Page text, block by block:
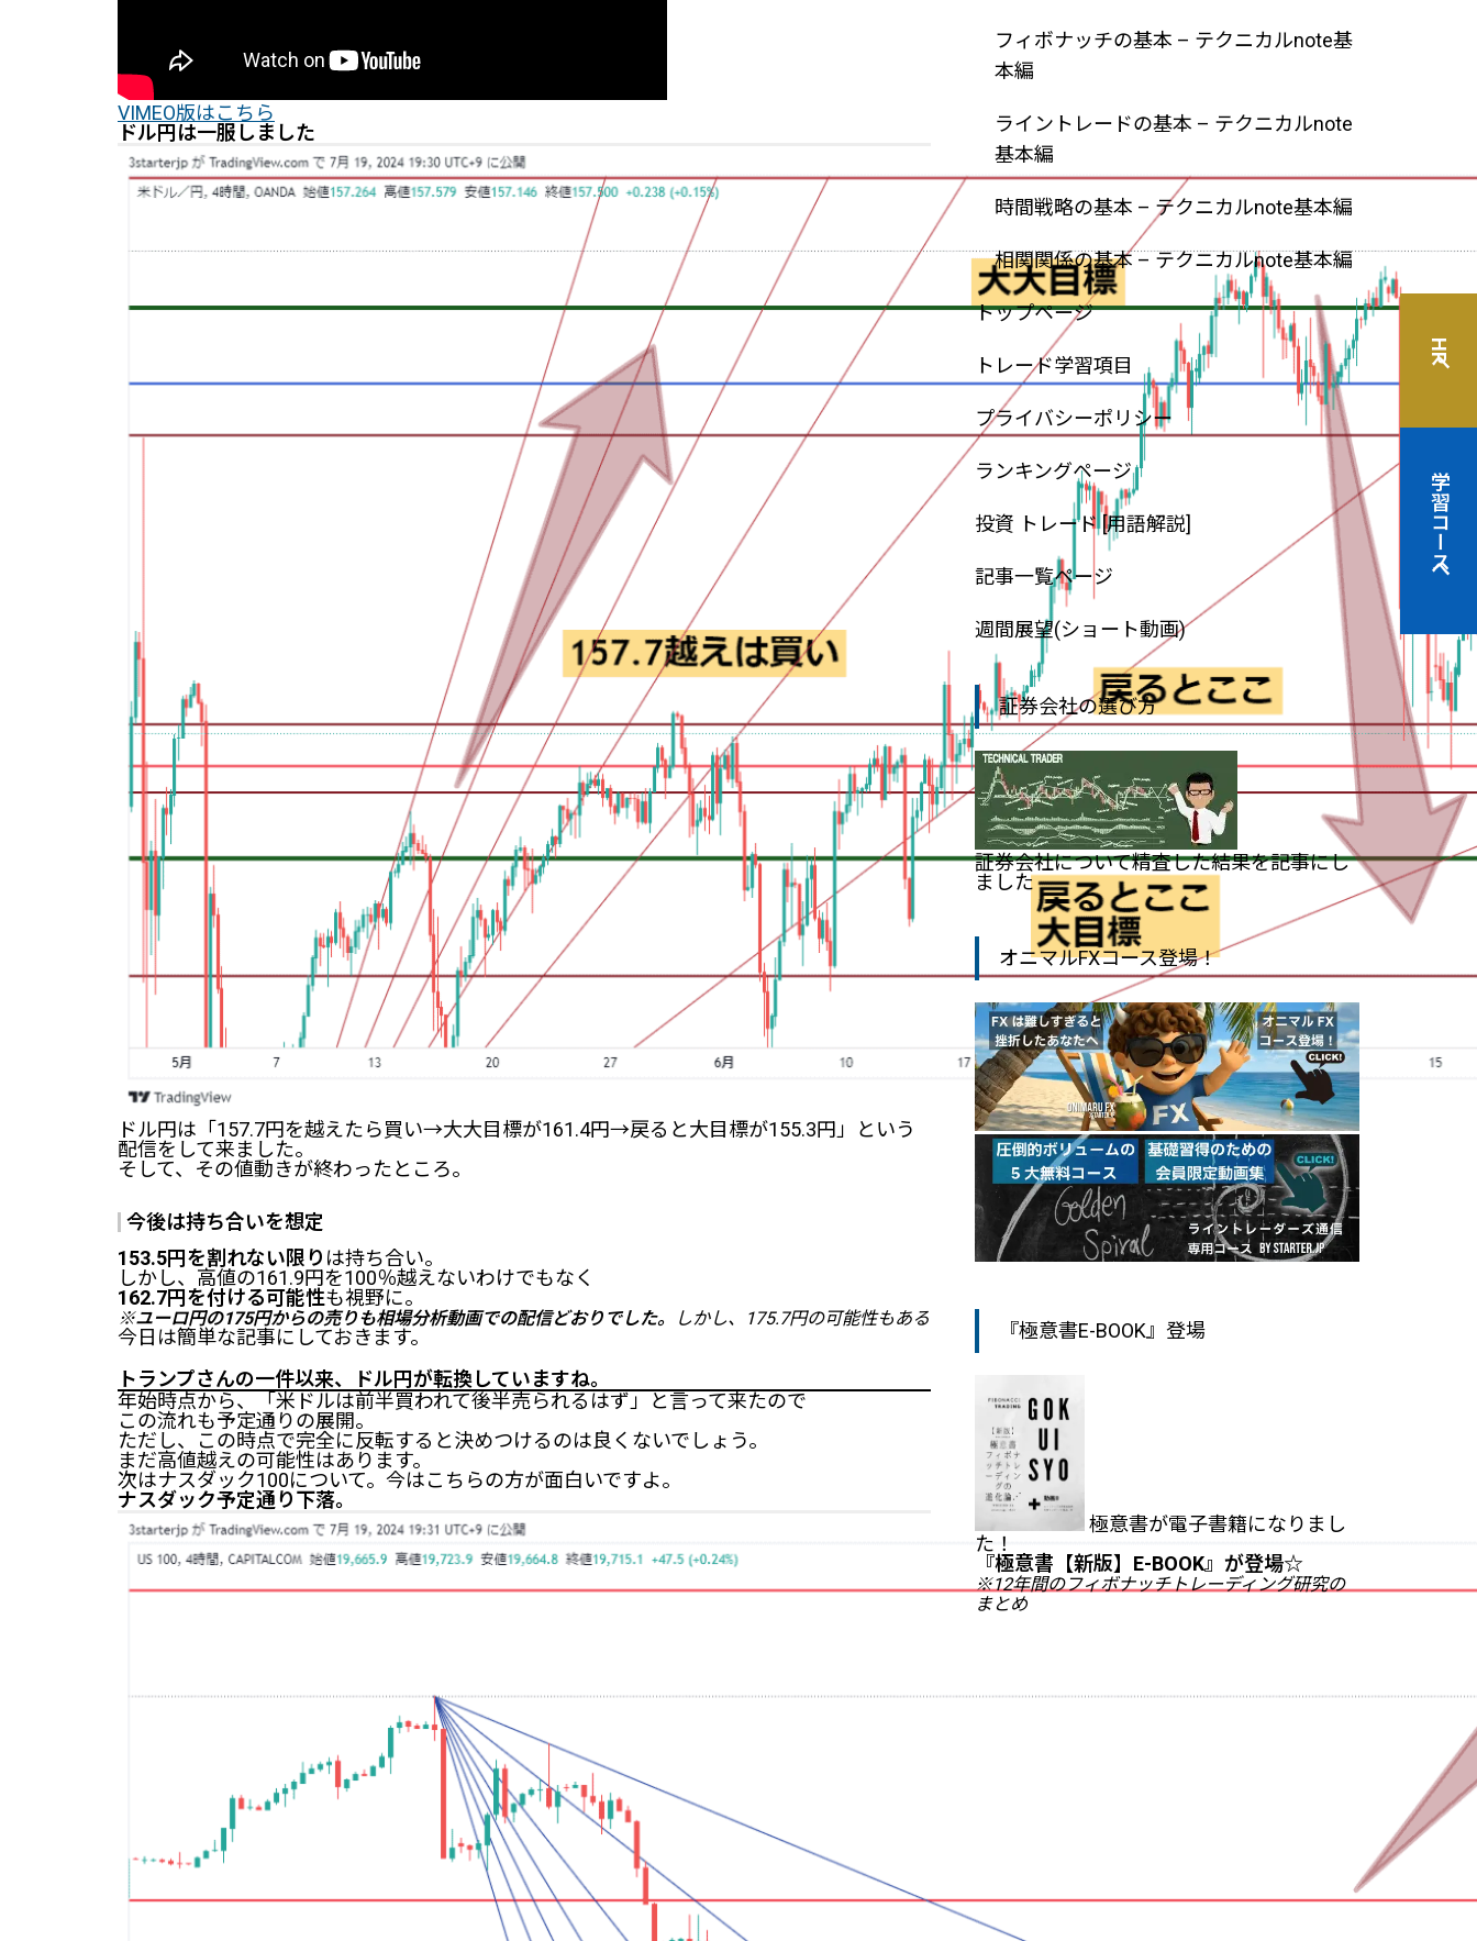
VIMEO版はこちら
ドル円は一服しました
ドル円は「157.7円を越えたら買い→大大目標が161.4円→戻ると大目標が155.3円」という
配信をして来ました。
そして、その値動きが終わったところ。
今後は持ち合いを想定
153.5円を割れない限り は持ち合い。
しかし、高値の161.9円を100％越えないわけでもなく
162.7円を付ける可能性も視野に。
※ユーロ円の175円からの売りも相場分析動画での配信どおりでした。 しかし、175.7円の可能性もある
今日は簡単な記事にしておきます。
トランプさんの一件以来、ドル円が転換していますね。
年始時点から、「米ドルは前半買われて後半売られるはず」と言って来たので
この流れも予定通りの展開。
ただし、この時点で完全に反転すると決めつけるのは良くないでしょう。
まだ高値越えの可能性はあります。
次はナスダック100について。今はこちらの方が面白いですよ。
ナスダック予定通り下落。
フィボナッチの基本 – テクニカルnote基
本編
ライントレードの基本 – テクニカルnote
基本編
時間戦略の基本 – テクニカルnote基本編
相関関係の基本 – テクニカルnote基本編
トップページ
トレード学習項目
プライバシーポリシー
ランキングページ
投資 トレード [用語解説]
記事一覧ページ
週間展望(ショート動画)
証券会社の選び方
証券会社について精査した結果を記事にし
ました
オニマルFXコース登場！
『極意書E-BOOK』登場
極意書が電子書籍になりまし
た！
『極意書【新版】E-BOOK』が登場☆
※12年間のフィボナッチトレーディング研究の
まとめ
HPへ
学習コースへ